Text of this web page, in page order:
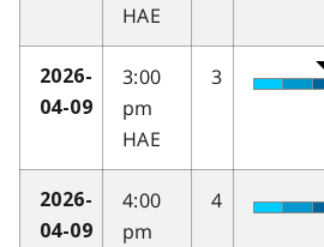
HAE
2026-
04-09
3:00
pm
HAE
3
2026-
04-09
4:00
pm
4